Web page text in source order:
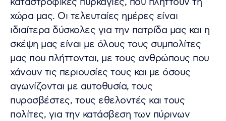
χώρα μας. Οι τελευταίες ημέρες είναι
ιδιαίτερα δύσκολες για την πατρίδα μας και η
σκέψη μας είναι με όλους τους συμπολίτες
μας που πλήττονται, με τους ανθρώπους που
χάνουν τις περιουσίες τους και με όσους
αγωνίζονται με αυτοθυσία, τους
πυροσβέστες, τους εθελοντές και τους
πολίτες, για την κατάσβεση των πύρινων